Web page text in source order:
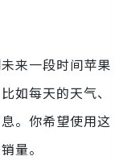
来一段时间苹果
如每天的天气、
。你希望使用这
量。